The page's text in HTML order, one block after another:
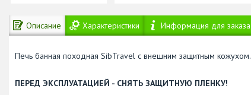
Описание Характеристики Информация для заказа
Печь банная походная SibTravel с внешним защитным кожухом.
ПЕРЕД ЭКСПЛУАТАЦИЕЙ - СНЯТЬ ЗАЩИТНУЮ ПЛЕНКУ!